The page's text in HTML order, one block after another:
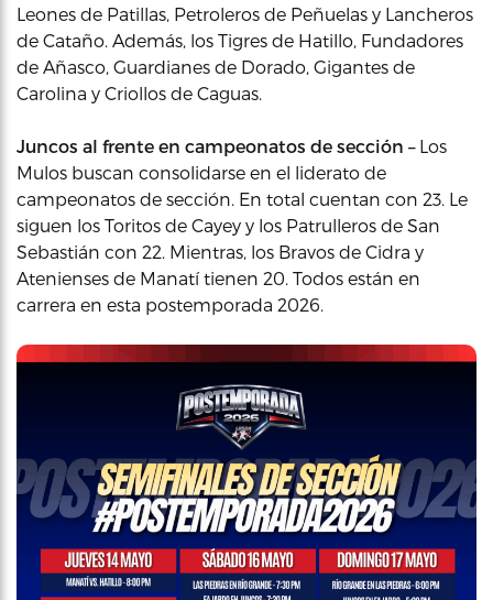
Leones de Patillas, Petroleros de Peñuelas y Lancheros
de Cataño. Además, los Tigres de Hatillo, Fundadores
de Añasco, Guardianes de Dorado, Gigantes de
Carolina y Criollos de Caguas.
Juncos al frente en campeonatos de sección –Los
Mulos buscan consolidarse en el liderato de
campeonatos de sección. En total cuentan con 23. Le
siguen los Toritos de Cayey y los Patrulleros de San
Sebastián con 22. Mientras, los Bravos de Cidra y
Atenienses de Manatí tienen 20. Todos están en
carrera en esta postemporada 2026.